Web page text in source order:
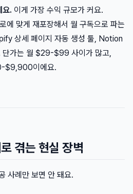
요. 이게 가장 수익 규모가 커요.
에 맞게 재포장해서 월 구독으로 파는
상세 페이지 자동 생성 툴, Notion
단가는 월 $29-$99 사이가 많고,
$9,900이에요.
겪는 현실 장벽
사례만 보면 안 돼요.